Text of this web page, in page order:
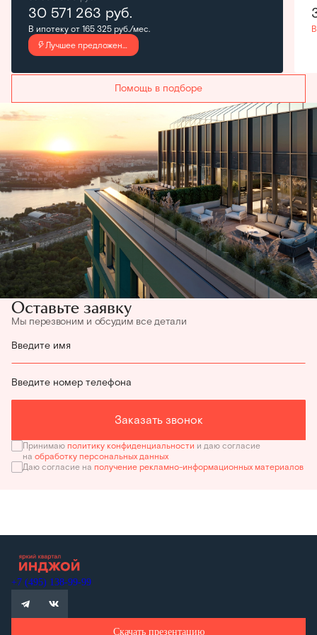
30 571 263 руб.
В ипотеку от 165 325 руб./мес.
Лучшее предложение
Помощь в подборе
Оставьте заявку
Мы перезвоним и обсудим все детали
Введите имя
Введите номер телефона
Заказать звонок
Принимаю политику конфиденциальности и даю согласие
на обработку персональных данных
Даю согласие на получение рекламно-информационных материалов
+7 (495) 138-99-99
Скачать презентацию